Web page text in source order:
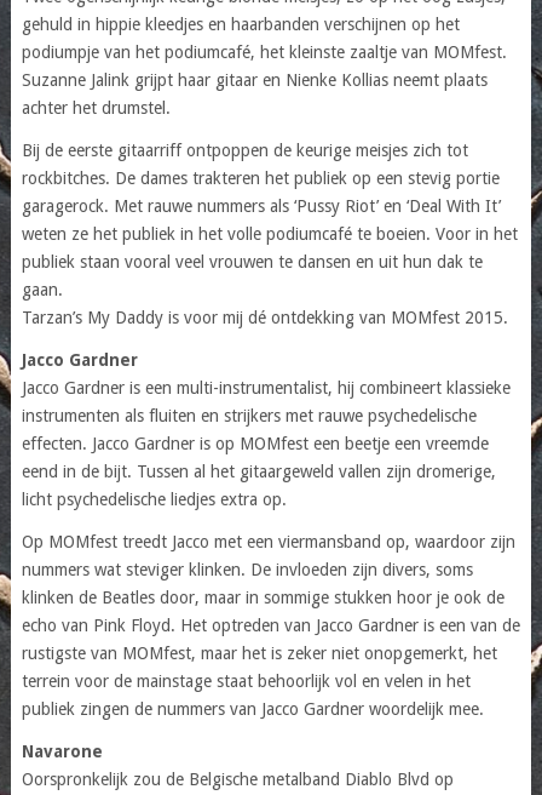
gehuld in hippie kleedjes en haarbanden verschijnen op het
podiumpje van het podiumcafé, het kleinste zaaltje van MOMfest.
Suzanne Jalink grijpt haar gitaar en Nienke Kollias neemt plaats
achter het drumstel.
Bij de eerste gitaarriff ontpoppen de keurige meisjes zich tot
rockbitches. De dames trakteren het publiek op een stevig portie
garagerock. Met rauwe nummers als ‘Pussy Riot’ en ‘Deal With It’
weten ze het publiek in het volle podiumcafé te boeien. Voor in het
publiek staan vooral veel vrouwen te dansen en uit hun dak te
gaan.
Tarzan’s My Daddy is voor mij dé ontdekking van MOMfest 2015.
Jacco Gardner
Jacco Gardner is een multi-instrumentalist, hij combineert klassieke
instrumenten als fluiten en strijkers met rauwe psychedelische
effecten. Jacco Gardner is op MOMfest een beetje een vreemde
eend in de bijt. Tussen al het gitaargeweld vallen zijn dromerige,
licht psychedelische liedjes extra op.
Op MOMfest treedt Jacco met een viermansband op, waardoor zijn
nummers wat steviger klinken. De invloeden zijn divers, soms
klinken de Beatles door, maar in sommige stukken hoor je ook de
echo van Pink Floyd. Het optreden van Jacco Gardner is een van de
rustigste van MOMfest, maar het is zeker niet onopgemerkt, het
terrein voor de mainstage staat behoorlijk vol en velen in het
publiek zingen de nummers van Jacco Gardner woordelijk mee.
Navarone
Oorspronkelijk zou de Belgische metalband Diablo Blvd op